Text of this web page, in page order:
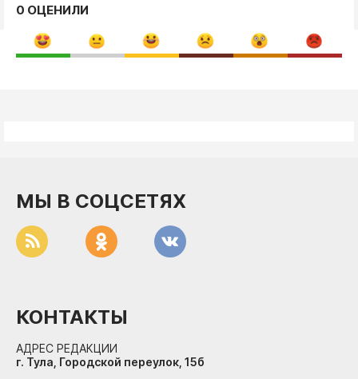
0 ОЦЕНИЛИ
МЫ В СОЦСЕТЯХ
КОНТАКТЫ
АДРЕС РЕДАКЦИИ
г. Тула, Городской переулок, 15б